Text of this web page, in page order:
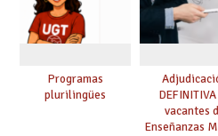
Programas
plurilingües
vacantes
Enseñanzas